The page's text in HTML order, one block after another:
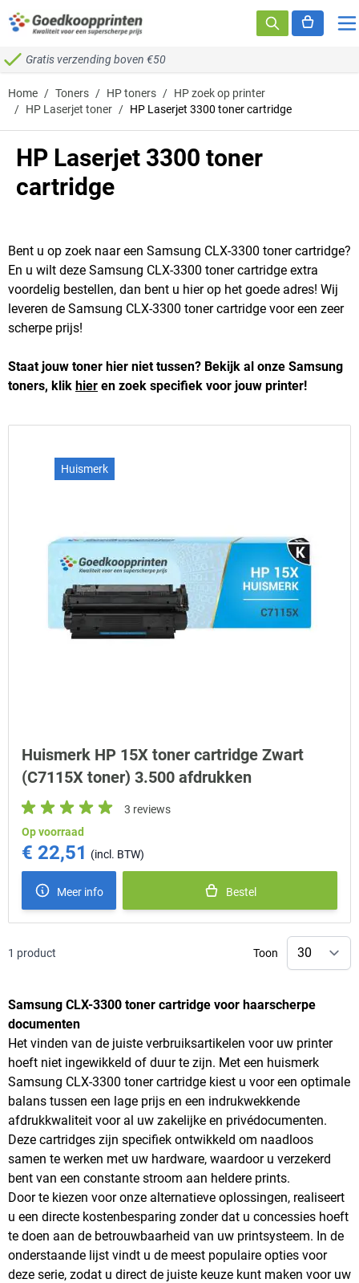
Ga naar de inhoud
Gratis verzending boven €50
Home / Toners / HP toners / HP zoek op printer
/ HP Laserjet toner / HP Laserjet 3300 toner cartridge
HP Laserjet 3300 toner
cartridge
Bent u op zoek naar een Samsung CLX-3300 toner cartridge?
En u wilt deze Samsung CLX-3300 toner cartridge extra
voordelig bestellen, dan bent u hier op het goede adres! Wij
leveren de Samsung CLX-3300 toner cartridge voor een zeer
scherpe prijs!
Staat jouw toner hier niet tussen? Bekijk al onze Samsung
toners, klik hier en zoek specifiek voor jouw printer!
Huismerk
Huismerk HP 15X toner cartridge Zwart
(C7115X toner) 3.500 afdrukken
3 reviews
Op voorraad
€ 22,51
Meer info Bestel
1 product Toon
Samsung CLX-3300 toner cartridge voor haarscherpe
documenten
Het vinden van de juiste verbruiksartikelen voor uw printer
hoeft niet ingewikkeld of duur te zijn. Met een huismerk
Samsung CLX-3300 toner cartridge kiest u voor een optimale
balans tussen een lage prijs en een indrukwekkende
afdrukkwaliteit voor al uw zakelijke en privédocumenten.
Deze cartridges zijn specifiek ontwikkeld om naadloos
samen te werken met uw hardware, waardoor u verzekerd
bent van een constante stroom aan heldere prints.
Door te kiezen voor onze alternatieve oplossingen, realiseert
u een directe kostenbesparing zonder dat u concessies hoeft
te doen aan de betrouwbaarheid van uw printsysteem. In de
onderstaande lijst vindt u de meest populaire opties voor
deze serie, zodat u direct de juiste keuze kunt maken voor uw